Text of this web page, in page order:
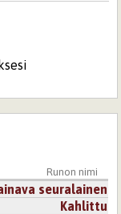
vain yksin
ei kaikille.
Runon nimi
seuralainen
Kahlittu